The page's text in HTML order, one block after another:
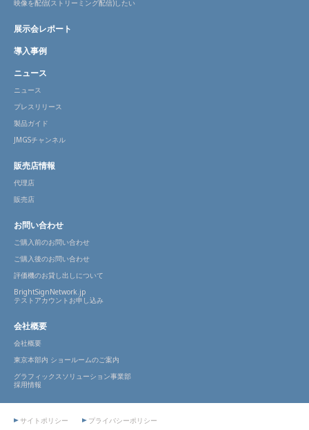
映像を配信(ストリーミング配信)したい
展示会レポート
導入事例
ニュース
ニュース
プレスリリース
製品ガイド
JMGSチャンネル
販売店情報
代理店
販売店
お問い合わせ
ご購入前のお問い合わせ
ご購入後のお問い合わせ
評価機のお貸し出しについて
BrightSignNetwork.jp
テストアカウントお申し込み
会社概要
会社概要
東京本部内 ショールームのご案内
グラフィックスソリューション事業部
採用情報
サイトポリシー プライバシーポリシー